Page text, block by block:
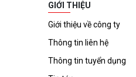
GIỚI THIỆU
Giới thiệu về công ty
Thông tin liên hệ
Thông tin tuyển dụng